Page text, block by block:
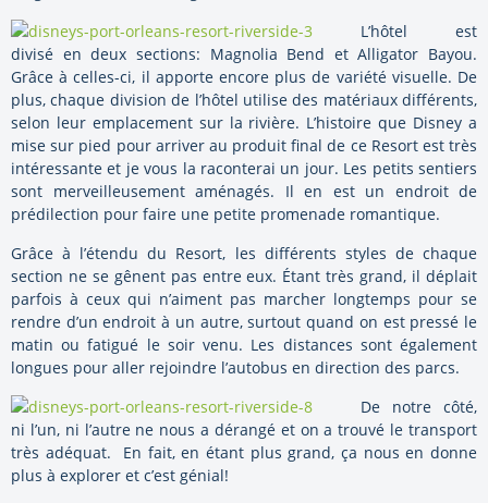
L’hôtel est
divisé en deux sections: Magnolia Bend et Alligator Bayou.
Grâce à celles-ci, il apporte encore plus de variété visuelle. De
plus, chaque division de l’hôtel utilise des matériaux différents,
selon leur emplacement sur la rivière. L’histoire que Disney a
mise sur pied pour arriver au produit final de ce Resort est très
intéressante et je vous la raconterai un jour. Les petits sentiers
sont merveilleusement aménagés. Il en est un endroit de
prédilection pour faire une petite promenade romantique.
Grâce à l’étendu du Resort, les différents styles de chaque
section ne se gênent pas entre eux. Étant très grand, il déplait
parfois à ceux qui n’aiment pas marcher longtemps pour se
rendre d’un endroit à un autre, surtout quand on est pressé le
matin ou fatigué le soir venu. Les distances sont également
longues pour aller rejoindre l’autobus en direction des parcs.
De notre côté,
ni l’un, ni l’autre ne nous a dérangé et on a trouvé le transport
très adéquat. En fait, en étant plus grand, ça nous en donne
plus à explorer et c’est génial!